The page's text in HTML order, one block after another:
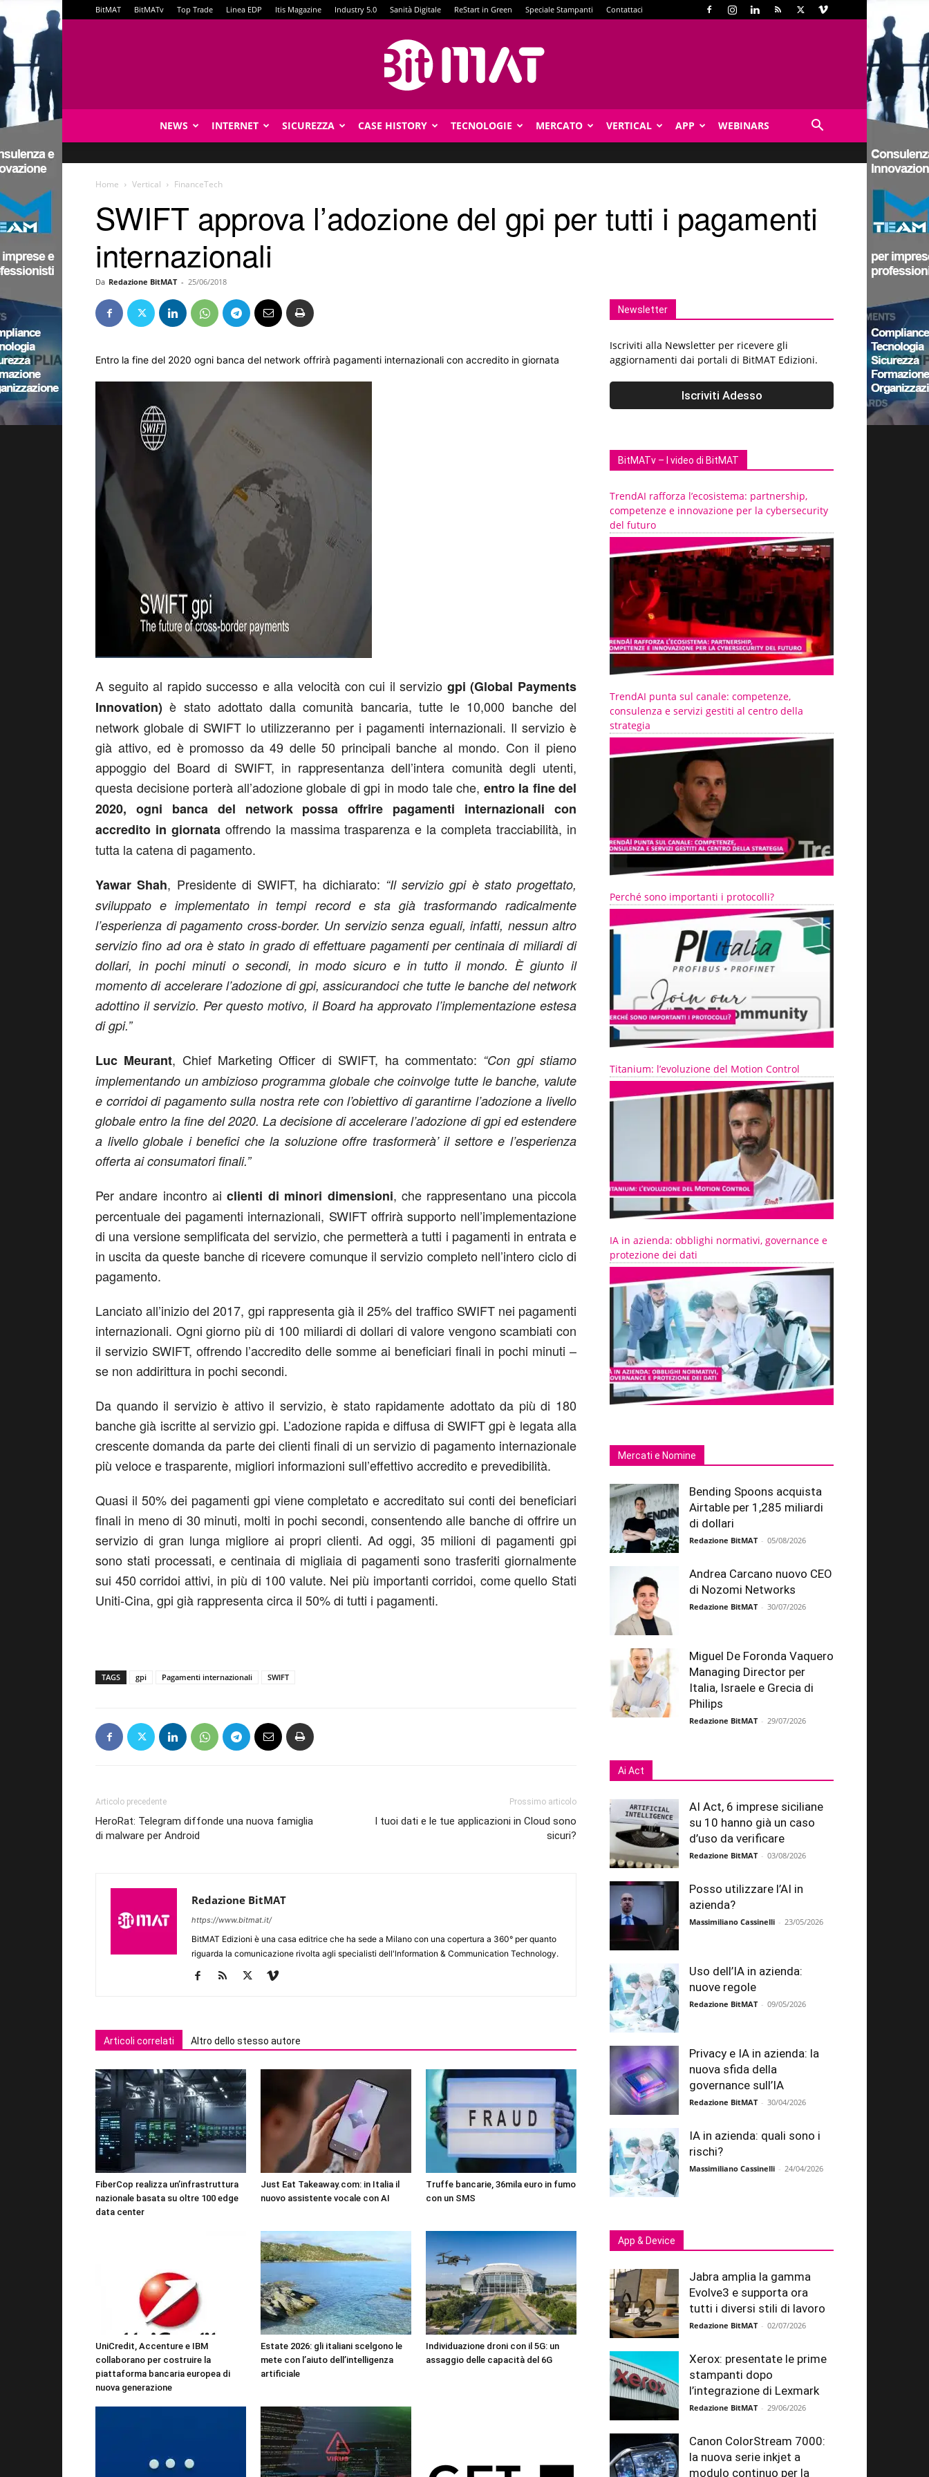
BitMAT BitMATv Top Trade Linea EDP Itis Magazine Industry 5.0 Sanità Digitale ReStart in Green Speciale Stampanti Contattaci
NEWS INTERNET SICUREZZA CASE HISTORY TECNOLOGIE MERCATO VERTICAL APP WEBINARS
Home Vertical FinanceTech
SWIFT approva l’adozione del gpi per tutti i pagamenti
internazionali
Da Redazione BitMAT - 25/06/2018
Entro la fine del 2020 ogni banca del network offrirà pagamenti internazionali con accredito in giornata
A seguito al rapido successo e alla velocità con cui il servizio gpi (Global Payments
Innovation) è stato adottato dalla comunità bancaria, tutte le 10,000 banche del
network globale di SWIFT lo utilizzeranno per i pagamenti internazionali. Il servizio è
già attivo, ed è promosso da 49 delle 50 principali banche al mondo. Con il pieno
appoggio del Board di SWIFT, in rappresentanza dell’intera comunità degli utenti,
questa decisione porterà all’adozione globale di gpi in modo tale che, entro la fine del
2020, ogni banca del network possa offrire pagamenti internazionali con
accredito in giornata offrendo la massima trasparenza e la completa tracciabilità, in
tutta la catena di pagamento.
Yawar Shah, Presidente di SWIFT, ha dichiarato: “Il servizio gpi è stato progettato,
sviluppato e implementato in tempi record e sta già trasformando radicalmente
l’esperienza di pagamento cross-border. Un servizio senza eguali, infatti, nessun altro
servizio fino ad ora è stato in grado di effettuare pagamenti per centinaia di miliardi di
dollari, in pochi minuti o secondi, in modo sicuro e in tutto il mondo. È giunto il
momento di accelerare l’adozione di gpi, assicurandoci che tutte le banche del network
adottino il servizio. Per questo motivo, il Board ha approvato l’implementazione estesa
di gpi.”
Luc Meurant, Chief Marketing Officer di SWIFT, ha commentato: “Con gpi stiamo
implementando un ambizioso programma globale che coinvolge tutte le banche, valute
e corridoi di pagamento sulla nostra rete con l’obiettivo di garantirne l’adozione a livello
globale entro la fine del 2020. La decisione di accelerare l’adozione di gpi ed estendere
a livello globale i benefici che la soluzione offre trasformerà’ il settore e l’esperienza
offerta ai consumatori finali.”
Per andare incontro aiclienti di minori dimensioni, che rappresentano una piccola
percentuale dei pagamenti internazionali, SWIFT offrirà supporto nell’implementazione
di una versione semplificata del servizio, che permetterà a tutti i pagamenti in entrata e
in uscita da queste banche di ricevere comunque il servizio completo nell’intero ciclo di
pagamento.
Lanciato all’inizio del 2017, gpi rappresenta già il 25% del traffico SWIFT nei pagamenti
internazionali. Ogni giorno più di 100 miliardi di dollari di valore vengono scambiati con
il servizio SWIFT, offrendo l’accredito delle somme ai beneficiari finali in pochi minuti –
se non addirittura in pochi secondi.
Da quando il servizio è attivo il servizio, è stato rapidamente adottato da più di 180
banche già iscritte al servizio gpi. L’adozione rapida e diffusa di SWIFT gpi è legata alla
crescente domanda da parte dei clienti finali di un servizio di pagamento internazionale
più veloce e trasparente, migliori informazioni sull’effettivo accredito e prevedibilità.
Quasi il 50% dei pagamenti gpi viene completato e accreditato sui conti dei beneficiari
finali in meno di 30 minuti, molti in pochi secondi, consentendo alle banche di offrire un
servizio di gran lunga migliore ai propri clienti. Ad oggi, 35 milioni di pagamenti gpi
sono stati processati, e centinaia di migliaia di pagamenti sono trasferiti giornalmente
sui 450 corridoi attivi, in più di 100 valute. Nei più importanti corridoi, come quello Stati
Uniti-Cina, gpi già rappresenta circa il 50% di tutti i pagamenti.
TAGS gpi Pagamenti internazionali SWIFT
Articolo precedente
HeroRat: Telegram diffonde una nuova famiglia
di malware per Android
Prossimo articolo
I tuoi dati e le tue applicazioni in Cloud sono
sicuri?
Redazione BitMAT
https://www.bitmat.it/
BitMAT Edizioni è una casa editrice che ha sede a Milano con una copertura a 360° per quanto
riguarda la comunicazione rivolta agli specialisti dell'lnformation & Communication Technology.
Articoli correlati Altro dello stesso autore
FiberCop realizza un’infrastruttura
nazionale basata su oltre 100 edge
data center
Just Eat Takeaway.com: in Italia il
nuovo assistente vocale con AI
Truffe bancarie, 36mila euro in fumo
con un SMS
UniCredit, Accenture e IBM
collaborano per costruire la
piattaforma bancaria europea di
nuova generazione
Estate 2026: gli italiani scelgono le
mete con l’aiuto dell’intelligenza
artificiale
Individuazione droni con il 5G: un
assaggio delle capacità del 6G
Newsletter
Iscriviti alla Newsletter per ricevere gli
aggiornamenti dai portali di BitMAT Edizioni.
BitMATv – I video di BitMAT
TrendAI rafforza l’ecosistema: partnership,
competenze e innovazione per la cybersecurity
del futuro
TrendAI punta sul canale: competenze,
consulenza e servizi gestiti al centro della
strategia
Perché sono importanti i protocolli?
Titanium: l’evoluzione del Motion Control
IA in azienda: obblighi normativi, governance e
protezione dei dati
Mercati e Nomine
Bending Spoons acquista
Airtable per 1,285 miliardi
di dollari
Redazione BitMAT - 05/08/2026
Andrea Carcano nuovo CEO
di Nozomi Networks
Redazione BitMAT - 30/07/2026
Miguel De Foronda Vaquero
Managing Director per
Italia, Israele e Grecia di
Philips
Redazione BitMAT - 29/07/2026
Ai Act
AI Act, 6 imprese siciliane
su 10 hanno già un caso
d’uso da verificare
Redazione BitMAT - 03/08/2026
Posso utilizzare l’AI in
azienda?
Massimiliano Cassinelli - 23/05/2026
Uso dell’IA in azienda:
nuove regole
Redazione BitMAT - 09/05/2026
Privacy e IA in azienda: la
nuova sfida della
governance sull’IA
Redazione BitMAT - 30/04/2026
IA in azienda: quali sono i
rischi?
Massimiliano Cassinelli - 24/04/2026
App & Device
Jabra amplia la gamma
Evolve3 e supporta ora
tutti i diversi stili di lavoro
Redazione BitMAT - 02/07/2026
Xerox: presentate le prime
stampanti dopo
l’integrazione di Lexmark
Redazione BitMAT - 29/06/2026
Canon ColorStream 7000:
la nuova serie inkjet a
modulo continuo per la